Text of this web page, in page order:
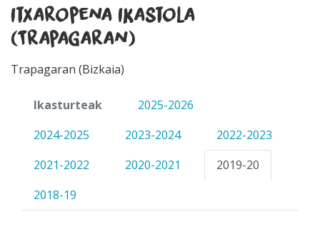
Itxaropena Ikastola
(Trapagaran)
Trapagaran (Bizkaia)
Ikasturteak
2025-2026
2024-2025
2023-2024
2022-2023
2021-2022
2020-2021
2019-20
2018-19